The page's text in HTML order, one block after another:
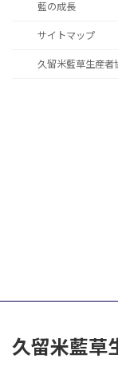
藍の成長
サイトマップ
久留米藍草生産者
久留米藍草